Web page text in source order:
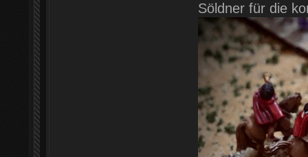
Söldner für die